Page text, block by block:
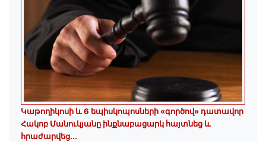
️Կաթողիկոսի և 6 եպիսկոպոսների «գործով» դատավոր
Հակոբ Մանուկյանը ինքնաբացարկ հայտնեց և
հրաժարվեց...